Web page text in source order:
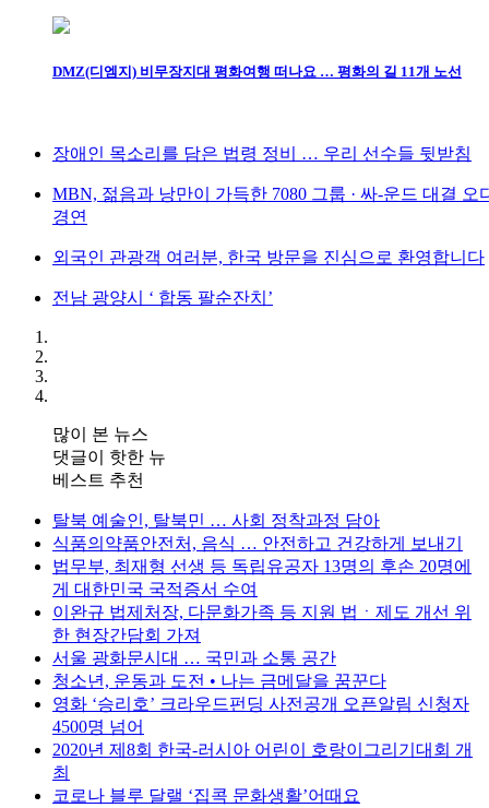
DMZ(디엠지) 비무장지대 평화여행 떠나요 … 평화의 길 11개 노선
장애인 목소리를 담은 법령 정비 … 우리 선수들 뒷받침
MBN, 젊음과 낭만이 가득한 7080 그룹 · 싸-운드 대결 오
경연
외국인 관광객 여러분, 한국 방문을 진심으로 환영합니다
전남 광양시 ‘ 합동 팔순잔치’
많이 본 뉴스
댓글이 핫한 뉴
베스트 추천
탈북 예술인, 탈북민 … 사회 정착과정 담아
식품의약품안전처, 음식 … 안전하고 건강하게 보내기
법무부, 최재형 선생 등 독립유공자 13명의 후손 20명에
게 대한민국 국적증서 수여
이완규 법제처장, 다문화가족 등 지원 법ㆍ제도 개선 위
한 현장간담회 가져
서울 광화문시대 … 국민과 소통 공간
청소년, 운동과 도전 • 나는 금메달을 꿈꾼다
영화 ‘승리호’ 크라우드펀딩 사전공개 오픈알림 신청자
4500명 넘어
2020년 제8회 한국-러시아 어린이 호랑이그리기대회 개
최
코로나 블루 달랠 ‘집콕 문화생활’어때요